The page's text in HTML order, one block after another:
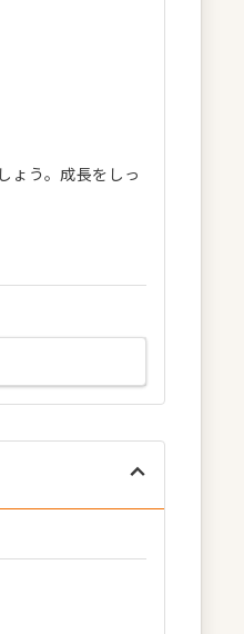
ょう。成長をしっ